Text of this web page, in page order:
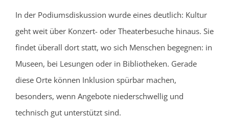
In der Podiumsdiskussion wurde eines deutlich: Kultur
geht weit über Konzert- oder Theaterbesuche hinaus. Sie
findet überall dort statt, wo sich Menschen begegnen: in
Museen, bei Lesungen oder in Bibliotheken. Gerade
diese Orte können Inklusion spürbar machen,
besonders, wenn Angebote niederschwellig und
technisch gut unterstützt sind.